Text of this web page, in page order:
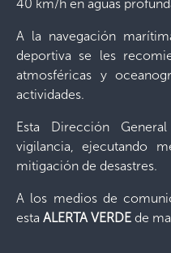
40 km/h en aguas
A la navegación
deportiva se les
atmosféricas y
actividades.
Esta Dirección
vigilancia, ejecutando
mitigación de desastres.
A los medios de
esta ALERTA VERDE de